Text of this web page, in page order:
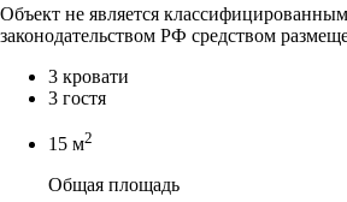
Объект не является
законодательством РФ средством
3 кровати
3 гостя
15 м2
Общая площадь